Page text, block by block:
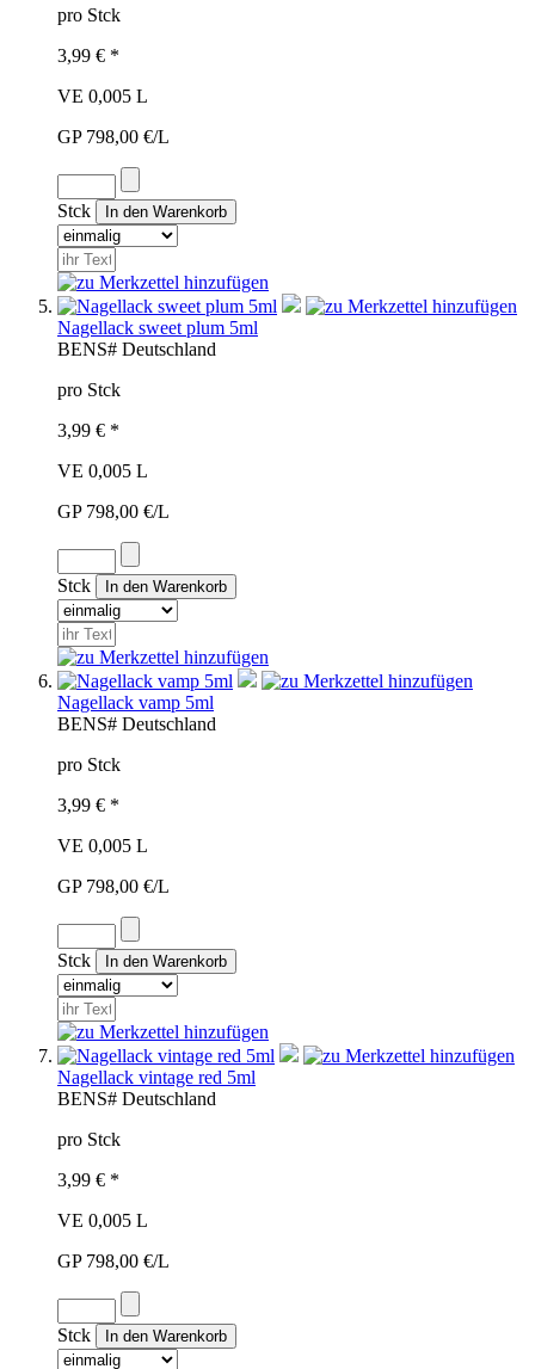
pro Stck
3,99 € *
VE 0,005 L
GP 798,00 €/L
Stck
Nagellack sweet plum 5ml
BENS# Deutschland
pro Stck
3,99 € *
VE 0,005 L
GP 798,00 €/L
Stck
Nagellack vamp 5ml
BENS# Deutschland
pro Stck
3,99 € *
VE 0,005 L
GP 798,00 €/L
Stck
Nagellack vintage red 5ml
BENS# Deutschland
pro Stck
3,99 € *
VE 0,005 L
GP 798,00 €/L
Stck